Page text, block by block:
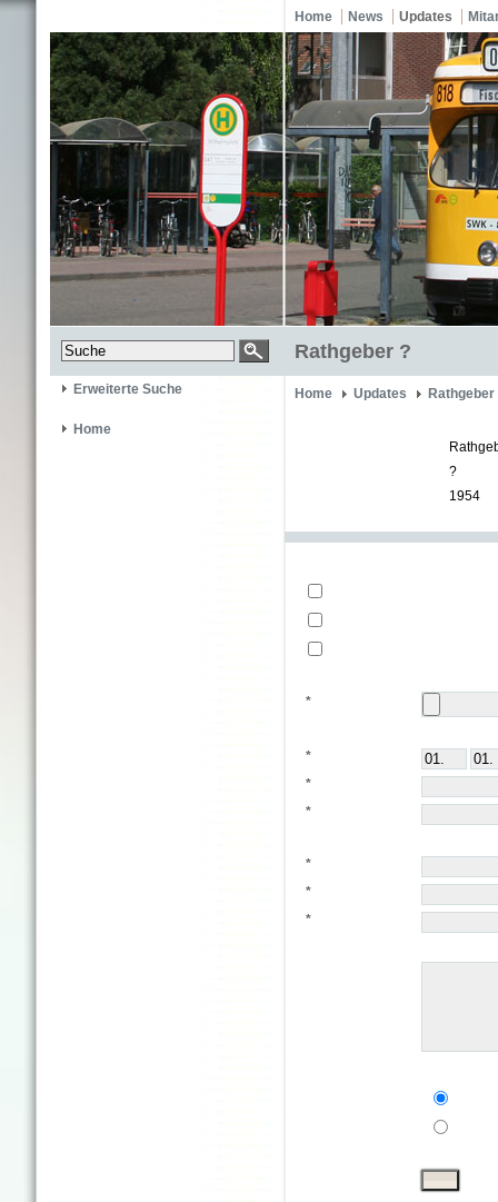
Home News Updates
Rathgeber ?
Erweiterte Suche
Home
Home Updates Rathgeber
?
1954